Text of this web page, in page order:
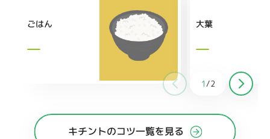
ごはん 大葉
1/2
キチントのコツ一覧を見る